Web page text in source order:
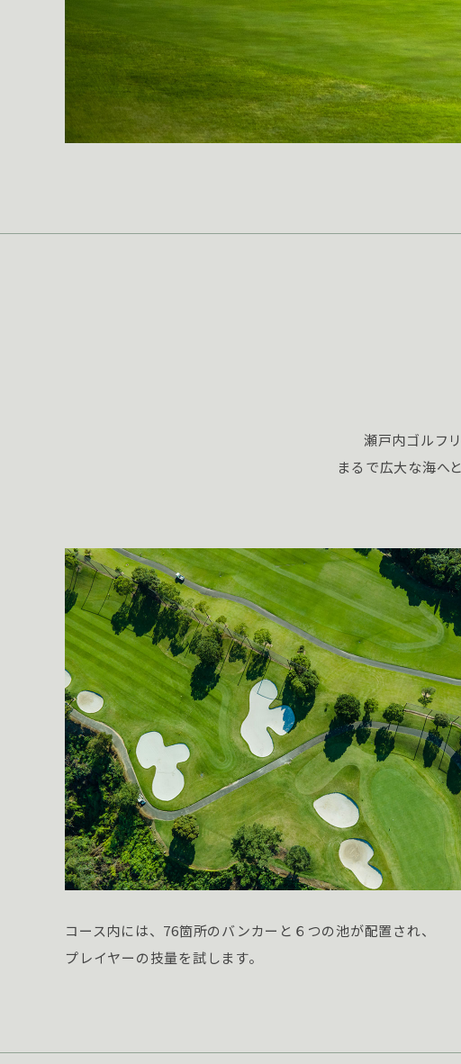
瀬戸内ゴルフ
まるで広大な海へ
コース内には、76箇所のバンカーと６つの池が配置され、
プレイヤーの技量を試します。